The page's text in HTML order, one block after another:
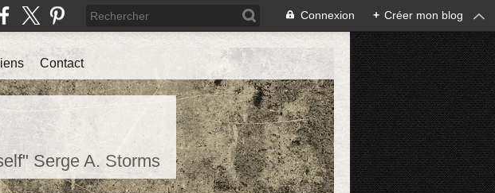
Connexion + Créer mon blog
Serge A. Storms
Contact